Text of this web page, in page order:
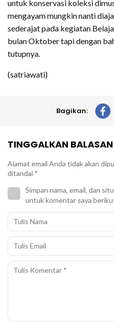
untuk konservasi koleksi
mengayam mungkin nanti
sederajat pada kegiatan
bulan Oktober tapi dengan
tutupnya.
(satriawati)
Bagikan:
TINGGALKAN BALASAN
Alamat email Anda tidak akan
ditandai *
Simpan nama, email, dan
untuk komentar saya